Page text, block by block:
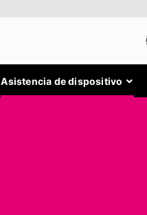
Asistencia de dispositivo